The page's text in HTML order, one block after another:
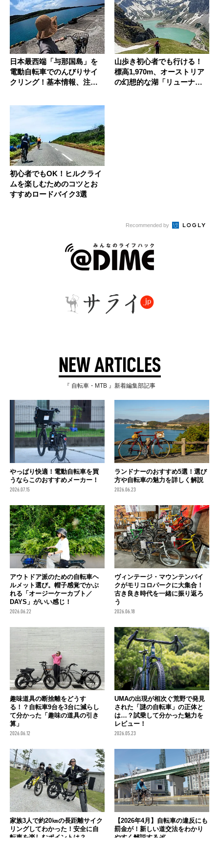
日本最西端「与那国島」を
電動自転車でのんびりサイ
クリング！基本情報、注意
山歩き初心者でも行ける！
標高1,970m、オーストリア
の幻想的な湖「リューナー
初心者でもOK！ヒルクライ
ムを楽しむためのコツとお
すすめロードバイク3選
Recommended by
NEW ARTICLES
『 自転車・MTB 』新着編集部記事
やっぱり快適！電動自転車を買
うならこのおすすめメーカー！
2026.07.15
ランドナーのおすすめ5選！選び
方や自転車の魅力を詳しく解説
2026.06.23
アウトドア派のための自転車ヘ
ルメット選び。帽子感覚でかぶ
れる「オージーケーカブト／
DAYS」がいい感じ！
2026.06.22
ヴィンテージ・マウンテンバイ
クがモリコロパークに大集合！
古き良き時代を一緒に振り返ろ
う
2026.06.18
趣味道具の断捨離をどうす
る！？自転車9台を3台に減らし
て分かった「趣味の道具の引き
算」
2026.06.12
UMAの出現が相次ぐ荒野で発見
された「謎の自転車」の正体と
は…？試乗して分かった魅力を
レビュー！
2026.05.23
家族3人で約20㎞の長距離サイク
リングしてわかった！安全に自
転車を楽しむポイントは？
【2026年4月】自転車の違反にも
罰金が！新しい道交法をわかり
やすく解説するぞ